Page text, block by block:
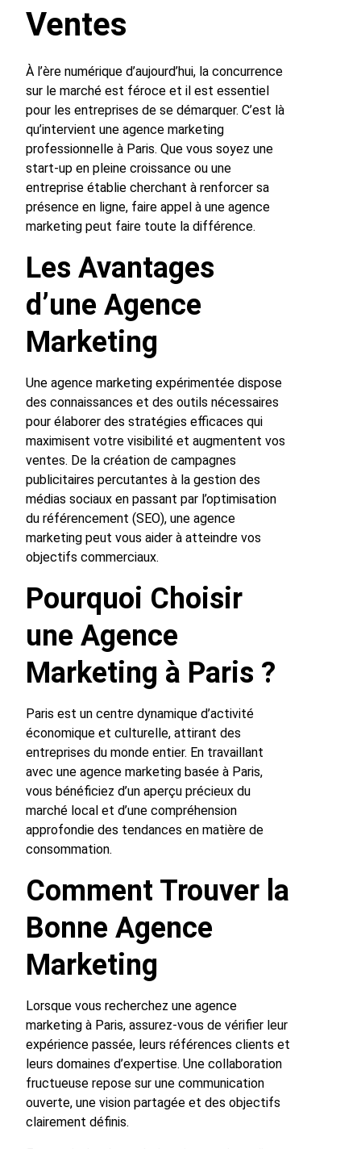
Ventes
À l’ère numérique d’aujourd’hui, la concurrence
sur le marché est féroce et il est essentiel
pour les entreprises de se démarquer. C’est là
qu’intervient une agence marketing
professionnelle à Paris. Que vous soyez une
start-up en pleine croissance ou une
entreprise établie cherchant à renforcer sa
présence en ligne, faire appel à une agence
marketing peut faire toute la différence.
Les Avantages
d’une Agence
Marketing
Une agence marketing expérimentée dispose
des connaissances et des outils nécessaires
pour élaborer des stratégies efficaces qui
maximisent votre visibilité et augmentent vos
ventes. De la création de campagnes
publicitaires percutantes à la gestion des
médias sociaux en passant par l’optimisation
du référencement (SEO), une agence
marketing peut vous aider à atteindre vos
objectifs commerciaux.
Pourquoi Choisir
une Agence
Marketing à Paris ?
Paris est un centre dynamique d’activité
économique et culturelle, attirant des
entreprises du monde entier. En travaillant
avec une agence marketing basée à Paris,
vous bénéficiez d’un aperçu précieux du
marché local et d’une compréhension
approfondie des tendances en matière de
consommation.
Comment Trouver la
Bonne Agence
Marketing
Lorsque vous recherchez une agence
marketing à Paris, assurez-vous de vérifier leur
expérience passée, leurs références clients et
leurs domaines d’expertise. Une collaboration
fructueuse repose sur une communication
ouverte, une vision partagée et des objectifs
clairement définis.